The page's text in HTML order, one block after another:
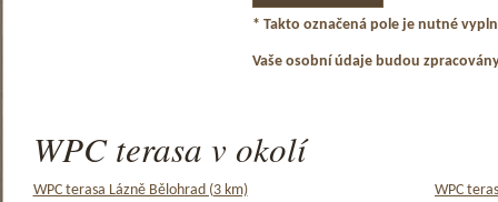
* Takto označená pole je nutné
Vaše osobní údaje budou
WPC terasa v okolí
WPC terasa Lázně Bělohrad (3 km)
WPC